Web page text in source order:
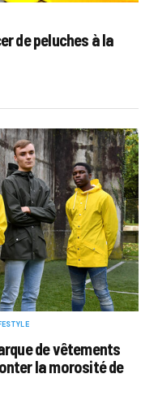
de peluches à la
de vêtements
la morosité de